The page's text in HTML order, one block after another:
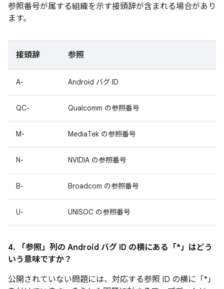
参照番号が属する組織を示す接頭辞が含まれる場合があり
ます。
接頭辞 参照
A- Android バグ ID
QC- Qualcomm の参照番号
M- MediaTek の参照番号
N- NVIDIA の参照番号
B- Broadcom の参照番号
U- UNISOC の参照番号
4. 「参照」 列の Android バグ ID の横にある「*」はどう
いう意味ですか？
公開されていない問題には、対応する参照 ID の横に「*」